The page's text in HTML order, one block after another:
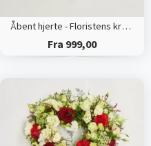
Åbent hjerte - Floristens kreative valg
Fra 999,00